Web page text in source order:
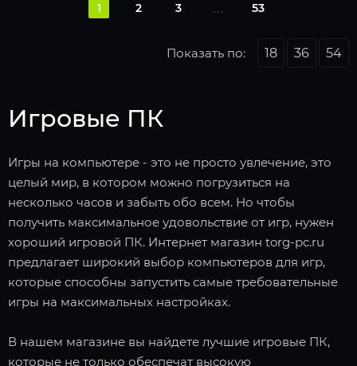
1 2 3 53
Показать по: 18 36 54
Игровые ПК
Игры на компьютере - это не просто увлечение, это
целый мир, в котором можно погрузиться на
несколько часов и забыть обо всем. Но чтобы
получить максимальное удовольствие от игр, нужен
хороший игровой ПК. Интернет магазин torg-pc.ru
предлагает широкий выбор компьютеров для игр,
которые способны запустить самые требовательные
игры на максимальных настройках.
В нашем магазине вы найдете лучшие игровые ПК,
которые не только обеспечат высокую